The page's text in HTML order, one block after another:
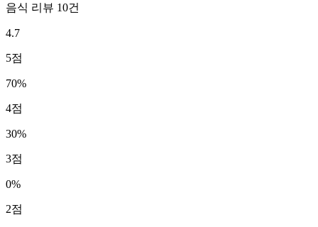
음식 리뷰 10건
4.7
5점
70%
4점
30%
3점
0%
2점